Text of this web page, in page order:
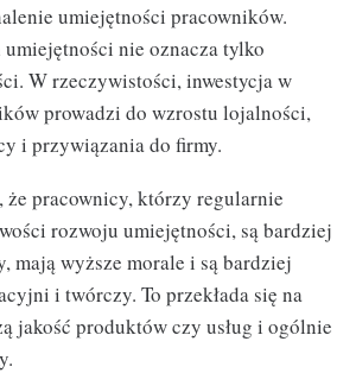
umiejętności pracowników.
nie oznacza tylko
W rzeczywistości, inwestycja w
prowadzi do wzrostu lojalności,
i przywiązania do firmy.
że pracownicy, którzy regularnie
rozwoju umiejętności, są bardziej
mają wyższe morale i są bardziej
i twórczy. To przekłada się na
jakość produktów czy usług i ogólnie